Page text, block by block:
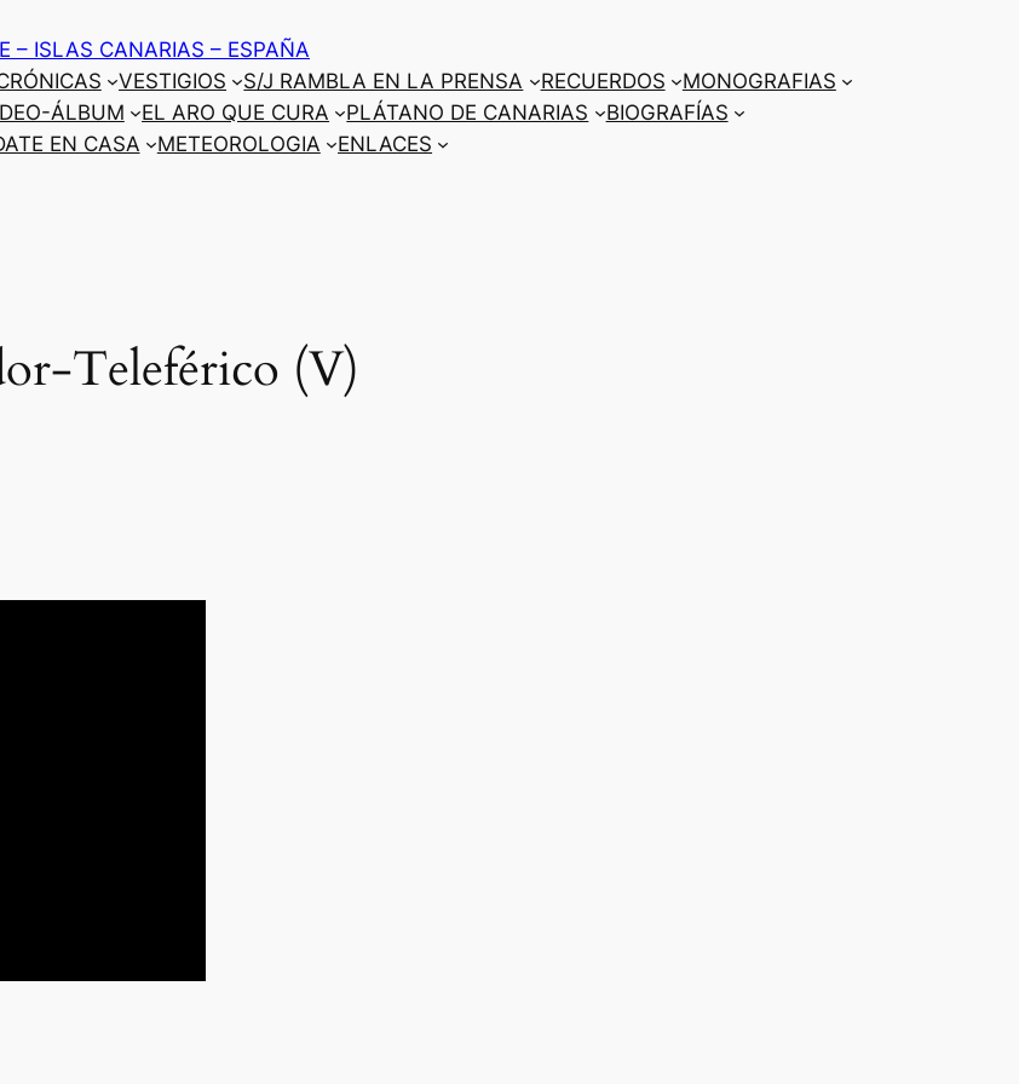
– ISLAS CANARIAS – ESPAÑA
VESTIGIOS S/J RAMBLA EN LA PRENSA RECUERDOS
MONOGRAFIAS
ÁLBUM EL ARO QUE CURA PLÁTANO DE CANARIAS
BIOGRAFÍAS
EN CASA METEOROLOGIA ENLACES
Teleférico (V)